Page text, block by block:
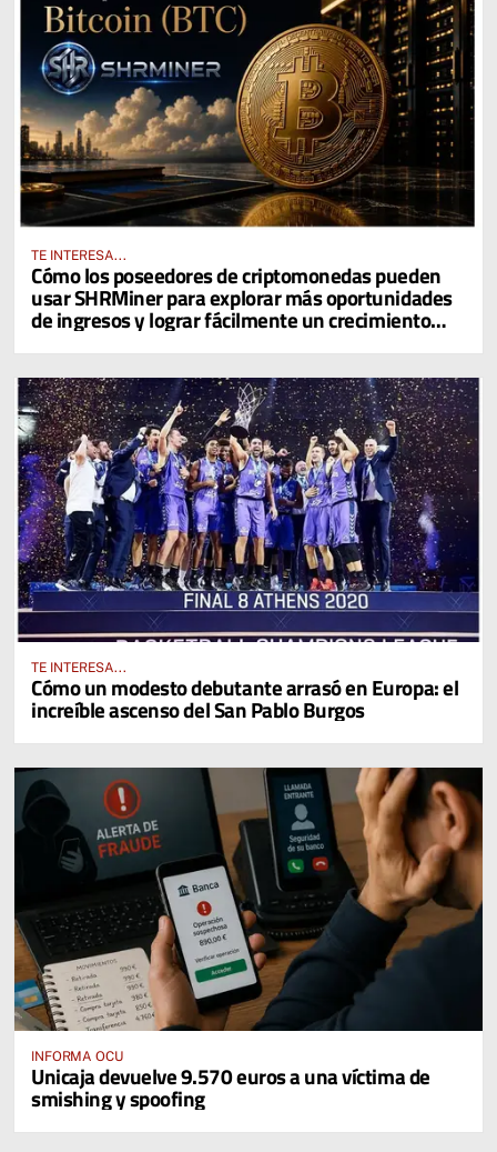
TE INTERESA...
Cómo los poseedores de criptomonedas pueden
usar SHRMiner para explorar más oportunidades
de ingresos y lograr fácilmente un crecimiento
diario del 4% en sus activos digitales
TE INTERESA...
Cómo un modesto debutante arrasó en Europa: el
increíble ascenso del San Pablo Burgos
INFORMA OCU
Unicaja devuelve 9.570 euros a una víctima de
smishing y spoofing